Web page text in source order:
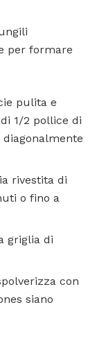
per formare
pulita e
1/2 pollice di
diagonalmente
rivestita di
o fino a
griglia di
con
siano